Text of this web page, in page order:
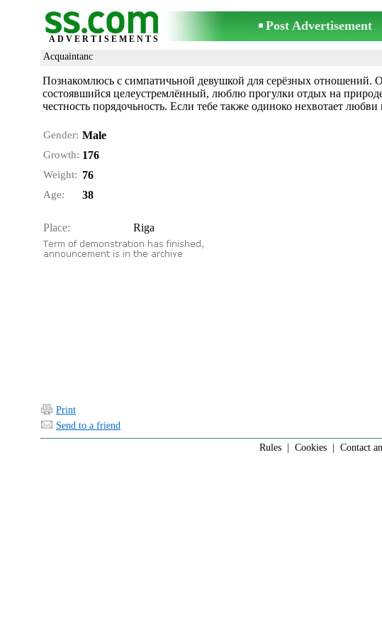
ADVERTISEMENTS
Post Advertisement
Acquaintanc
Познакомлюсь с симпатичьной девушкой для серёзных
состоявшийся целеустремлённый, люблю прогулки отдых на
честность порядочьность. Если тебе также одиноко нехвотает
Gender: Male
Growth: 176
Weight: 76
Age: 38
Place: Riga
Print
Send to a friend
Rules Cookies Contact